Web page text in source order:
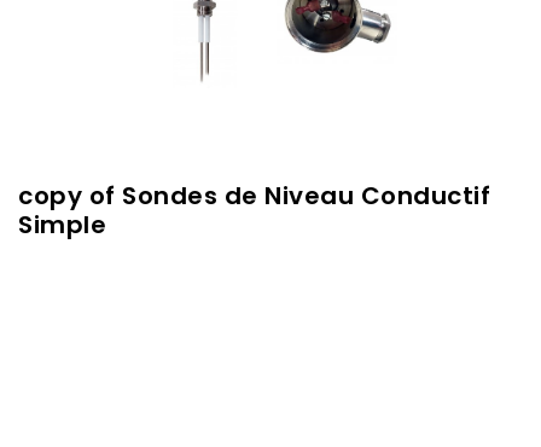
copy of Sondes de Niveau Conductif
Simple